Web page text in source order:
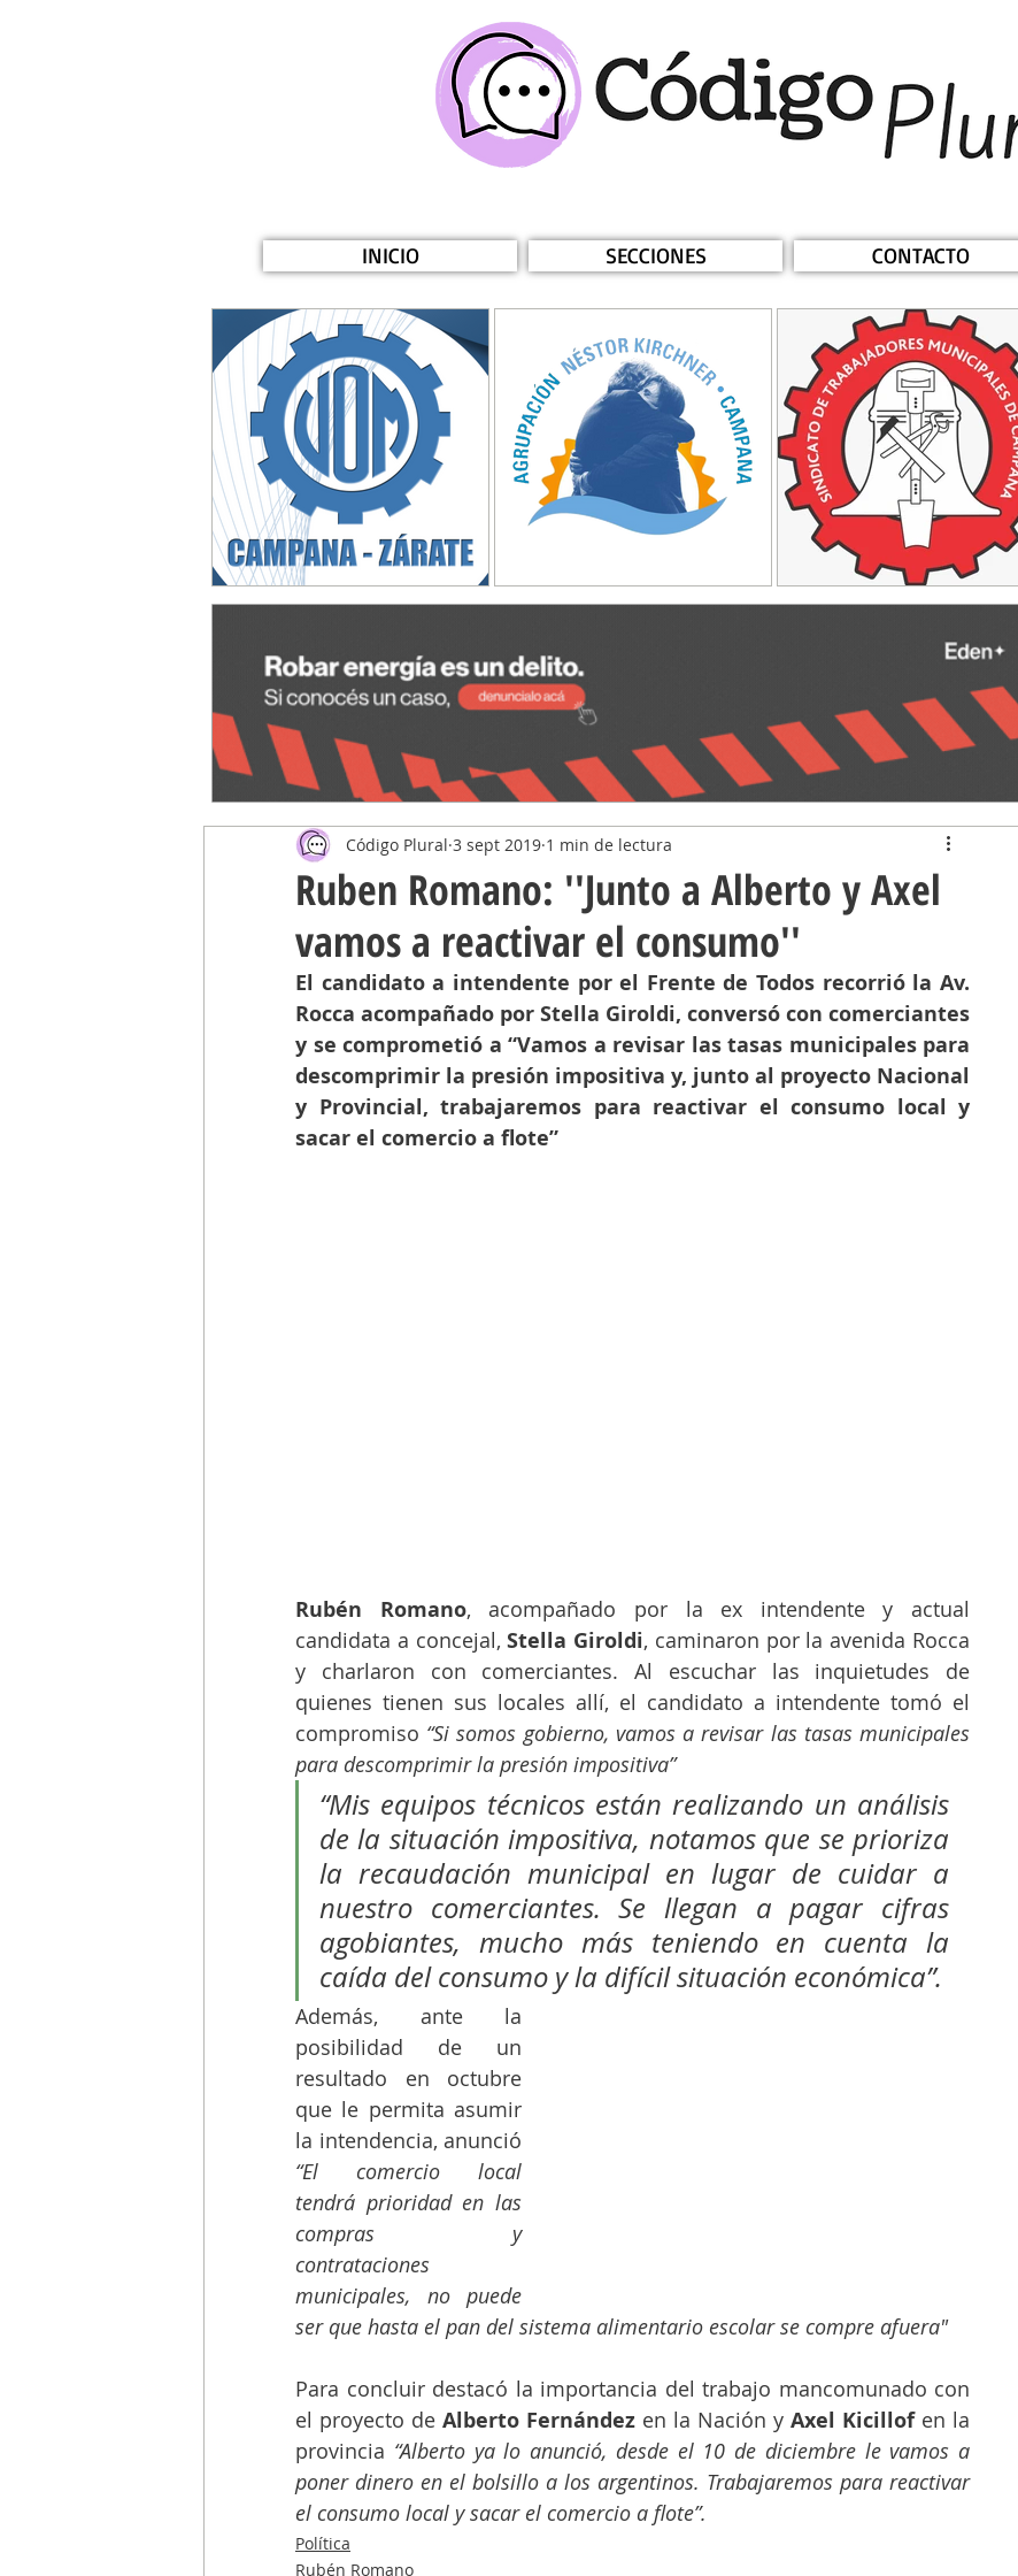
INICIO SECCIONES CONTACTO
Ruben Romano: ''Junto a Alberto y Axel
vamos a reactivar el consumo''
Código Plural 3 sept 2019 1 min de lectura
El candidato a intendente por el Frente de Todos recorrió la Av.
Rocca acompañado por Stella Giroldi, conversó con comerciantes
y se comprometió a “Vamos a revisar las tasas municipales para
descomprimir la presión impositiva y, junto al proyecto Nacional
y Provincial, trabajaremos para reactivar el consumo local y
sacar el comercio a flote”
Rubén Romano, acompañado por la ex intendente y actual
candidata a concejal, Stella Giroldi, caminaron por la avenida Rocca
y charlaron con comerciantes. Al escuchar las inquietudes de
quienes tienen sus locales allí, el candidato a intendente tomó el
compromiso “Si somos gobierno, vamos a revisar las tasas municipales
para descomprimir la presión impositiva”
“Mis equipos técnicos están realizando un análisis
de la situación impositiva, notamos que se prioriza
la recaudación municipal en lugar de cuidar a
nuestro comerciantes. Se llegan a pagar cifras
agobiantes, mucho más teniendo en cuenta la
caída del consumo y la difícil situación económica”.
Además, ante la
posibilidad de un
resultado en octubre
que le permita asumir
“El comercio local
tendrá prioridad en las
compras y
contrataciones
municipales, no puede
ser que hasta el pan del sistema alimentario escolar se compre afuera"
Para concluir destacó la importancia del trabajo mancomunado con
el proyecto de Alberto Fernández en la Nación y Axel Kicillof en la
provincia “Alberto ya lo anunció, desde el 10 de diciembre le vamos a
poner dinero en el bolsillo a los argentinos. Trabajaremos para reactivar
el consumo local y sacar el comercio a flote”.
Política
Rubén Romano